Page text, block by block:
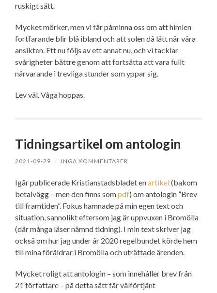
ruskigt sätt.
Mycket mörker, men vi får påminna oss om att himlen
fortfarande blir blå ibland och att solen då lätt når våra
ansikten. Ett nu följs av ett annat nu, och vi tacklar
svårigheter bättre genom att fortsätta att vara fullt
närvarande i trevliga stunder som yppar sig.
Lev väl. Våga hoppas.
Tidningsartikel om antologin
2021-09-29 / INGA KOMMENTARER
Igår publicerade Kristianstadsbladet enartikel(bakom
betalvägg – men den finns sompdf) om antologin ”Brev
till framtiden”. Fokus hamnade på min egen text och
situation, sannolikt eftersom jag är uppvuxen i Bromölla
(där många läser nämnd tidning). I min text skriver jag
också om hur jag under år 2020 regelbundet körde hem
till mina föräldrar i Bromölla och uträttade ärenden.
Mycket roligt att antologin – som innehåller brev från
21 författare – på detta sätt får välförtjänt